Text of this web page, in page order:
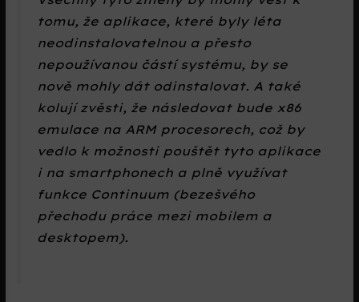
tomu, že aplikace, které byly léta
neodinstalovatelnou a přesto
nepoužívanou částí systému, by se
nově mohly dát odinstalovat. A také
kolují zvěsti, že následovat bude x86
emulace na ARM procesorech, což by
vedlo k možnosti pouštět tyto aplikace
i na smartphonech a plně využívat
funkce Continuum (bezešvého
přechodu práce mezi mobilem a
desktopem).